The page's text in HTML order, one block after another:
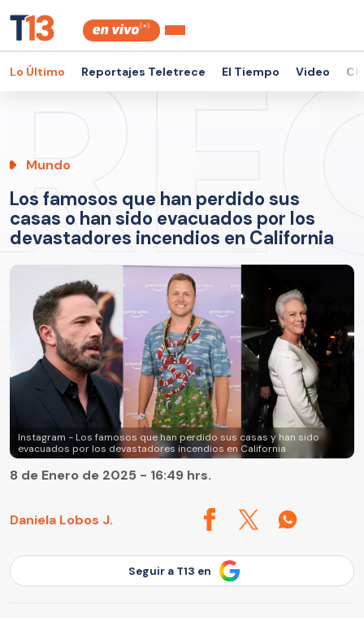
Lo Último Reportajes Teletrece El Tiempo Video
Mundo
Los famosos que han perdido sus
casas o han sido evacuados por los
devastadores incendios en California
Instagram - Los famosos que han perdido sus casas y han sido
evacuados por los devastadores incendios en California
Daniela Lobos J.
8 de Enero de 2025 - 16:49 hrs.
Seguir a T13 en